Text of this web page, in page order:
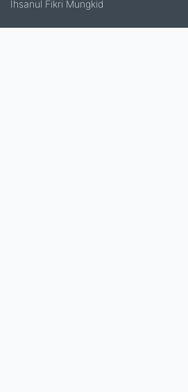
Ihsanul Fikri Mungkid